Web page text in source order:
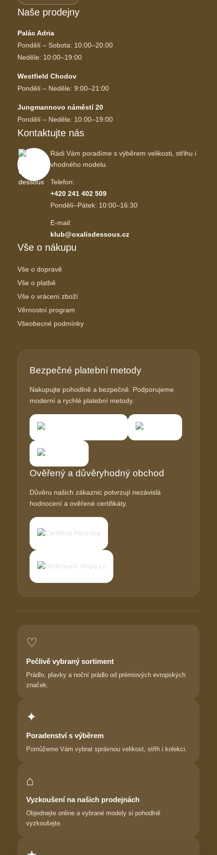
Naše prodejny
Palác Adria
Pondělí – Sobota: 10:00–20:00
Neděle: 10:00–19:00
Westfield Chodov
Pondělí – Neděle: 9:00–21:00
Jungmannovo náměstí 20
Pondělí – Neděle: 10:00–19:00
Kontaktujte nás
Rádi Vám poradíme s výběrem velikosti, střihu i
vhodného modelu.
Telefon:
+420 241 402 509
Pondělí–Pátek: 10:00–16:30
E-mail:
klub@oxalisdessous.cz
Vše o nákupu
Vše o dopravě
Vše o platbě
Vše o vrácení zboží
Věrnostní program
Všeobecné podmínky
Bezpečné platební metody
Nakupujte pohodlně a bezpečně. Podporujeme
moderní a rychlé platební metody.
Ověřený a důvěryhodný obchod
Důvěru našich zákaznic potvrzují nezávislá
hodnocení a ověřené certifikáty.
♡
Pečlivě vybraný sortiment
Prádlo, plavky a noční prádlo od prémiových evropských
značek.
✦
Poradenství s výběrem
Pomůžeme Vám vybrat správnou velikost, střih i kolekci.
⌂
Vyzkoušení na našich prodejnách
Objednejte online a vybrané modely si pohodlně
vyzkoušejte.